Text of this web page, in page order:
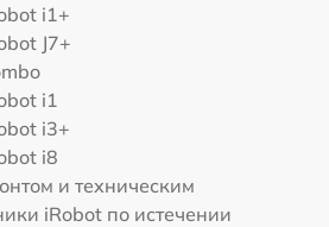
i1+
J7+
i1
i3+
i8
и техническим
iRobot по истечении